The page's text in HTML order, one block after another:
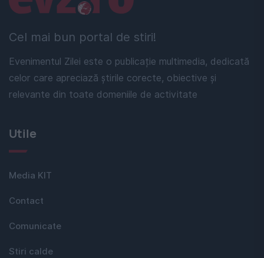
Cel mai bun portal de stiri!
Evenimentul Zilei este o publicație multimedia, dedicată
celor care apreciază știrile corecte, obiective și
relevante din toate domeniile de activitate
Utile
Media KIT
Contact
Comunicate
Stiri calde